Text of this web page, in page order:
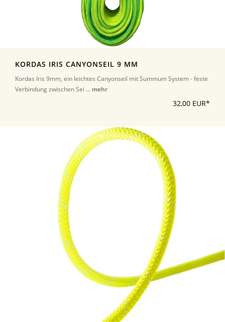
KORDAS IRIS CANYONSEIL 9 MM
Kordas Iris 9mm, ein leichtes Canyonseil mit Summum System - feste
Verbindung zwischen Sei ... mehr
32,00 EUR*